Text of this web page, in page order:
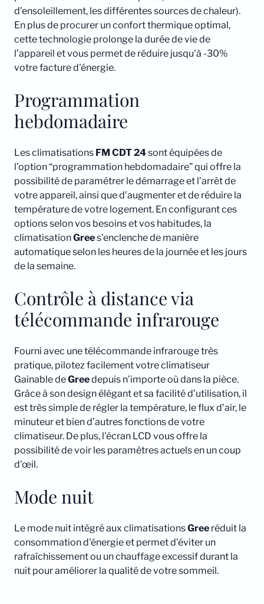
d’ensoleillement, les différentes sources de chaleur).
En plus de procurer un confort thermique optimal,
cette technologie prolonge la durée de vie de
l’appareil et vous permet de réduire jusqu'à -30%
votre facture d'énergie.
Programmation
hebdomadaire
Les climatisations FM CDT 24sont équipées de
l’option “programmation hebdomadaire” qui offre la
possibilité de paramétrer le démarrage et l’arrêt de
votre appareil, ainsi que d’augmenter et de réduire la
température de votre logement. En configurant ces
options selon vos besoins et vos habitudes, la
climatisationGrees’enclenche de manière
automatique selon les heures de la journée et les jours
de la semaine.
Contrôle à distance via
télécommande infrarouge
Fourni avec une télécommande infrarouge très
pratique, pilotez facilement votre climatiseur
Gainable deGreedepuis n’importe où dans la pièce.
Grâce à son design élégant et sa facilité d’utilisation, il
est très simple de régler la température, le flux d’air, le
minuteur et bien d’autres fonctions de votre
climatiseur. De plus, l'écran LCD vous offre la
possibilité de voir les paramètres actuels en un coup
d'œil.
Mode nuit
Le mode nuit intégré aux climatisationsGree réduit la
consommation d'énergie et permet d’éviter un
rafraîchissement ou un chauffage excessif durant la
nuit pour améliorer la qualité de votre sommeil.